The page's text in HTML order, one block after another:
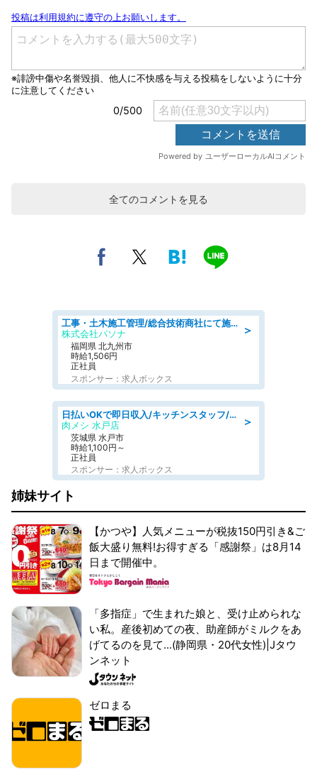
全てのコメントを見る
＞
工事・土木施工管理/総合技術商社にて施工管理のお仕事/即日勤務可/車通勤可/工事・土木施工管理/生産・品質管理
株式会社パソナ
福岡県 北九州市
時給1,506円
正社員
スポンサー：求人ボックス
＞
日払いOKで即日収入/キッチンスタッフ/「原付免許必須」デリバリー業務など、自己成長可能な幅広い仕事に挑戦!髪型自由&ピアス・ネイルOK/茨城県/水戸市
肉メシ 水戸店
茨城県 水戸市
時給1,100円～
正社員
スポンサー：求人ボックス
姉妹サイト
【かつや】人気メニューが税抜150円引き&ご
飯大盛り無料!お得すぎる「感謝祭」は8月14
日まで開催中。
「多指症」で生まれた娘と、受け止められな
い私。産後初めての夜、助産師がミルクをあ
げてるのを見て...(静岡県・20代女性)|Jタウ
ンネット
ゼロまる